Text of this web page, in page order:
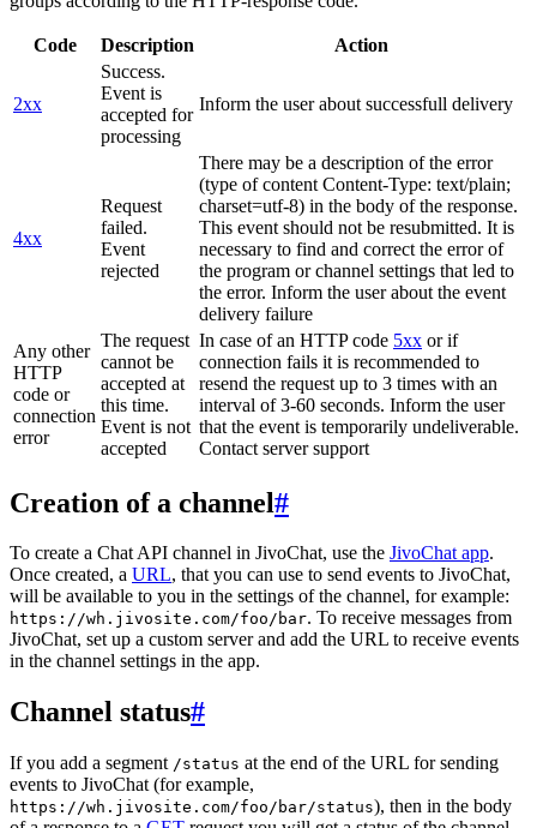
Code Description Action
2xx
Success.
Event is
accepted for
processing
Inform the user about successfull delivery
4xx
Request
failed.
Event
rejected
There may be a description of the error
(type of content Content-Type: text/plain;
charset=utf-8) in the body of the response.
This event should not be resubmitted. It is
necessary to find and correct the error of
the program or channel settings that led to
the error. Inform the user about the event
delivery failure
Any other
HTTP
code or
connection
error
The request
cannot be
accepted at
this time.
Event is not
accepted
In case of an HTTP code 5xx or if
connection fails it is recommended to
resend the request up to 3 times with an
interval of 3-60 seconds. Inform the user
that the event is temporarily undeliverable.
Contact server support
Creation of a channel#
To create a Chat API channel in JivoChat, use the JivoChat app.
Once created, a URL, that you can use to send events to JivoChat,
will be available to you in the settings of the channel, for example:
https://wh.jivosite.com/foo/bar. To receive messages from
JivoChat, set up a custom server and add the URL to receive events
in the channel settings in the app.
Channel status#
If you add a segment /status at the end of the URL for sending
events to JivoChat (for example,
https://wh.jivosite.com/foo/bar/status), then in the body